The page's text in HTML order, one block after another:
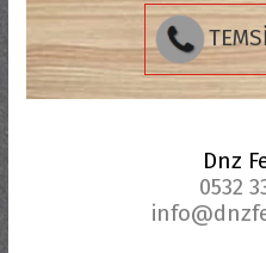
Dnz
0532